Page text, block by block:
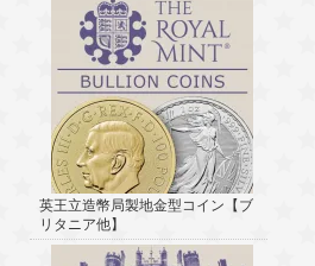
英王立造幣局製地金型コイン【ブ
リタニア他】